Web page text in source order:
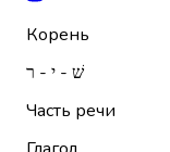
Корень
שׁ - י - ר
Часть речи